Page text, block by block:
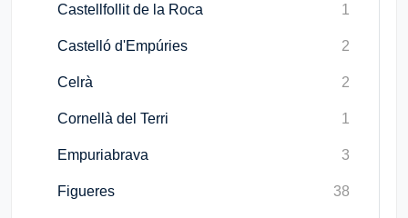
Castellfollit de la Roca 1
Castelló d'Empúries 2
Celrà 2
Cornellà del Terri 1
Empuriabrava 3
Figueres 38